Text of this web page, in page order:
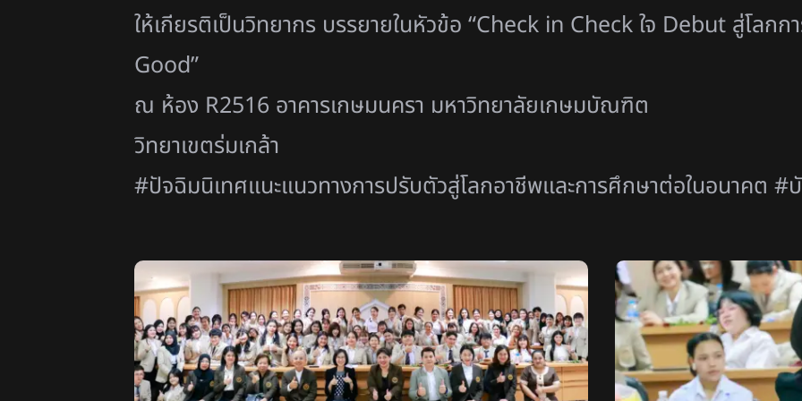
ให้เกียรติเป็นวิทยากร บรรยายในหัวข้อ “Check in Check ใจ Debut สู่โลกก
Good”
ณ ห้อง R2516 อาคารเกษมนครา มหาวิทยาลัยเกษมบัณฑิต
วิทยาเขตร่มเกล้า
#ปัจฉิมนิเทศแนะแนวทางการปรับตัวสู่โลกอาชีพและการศึกษาต่อในอนาคต #